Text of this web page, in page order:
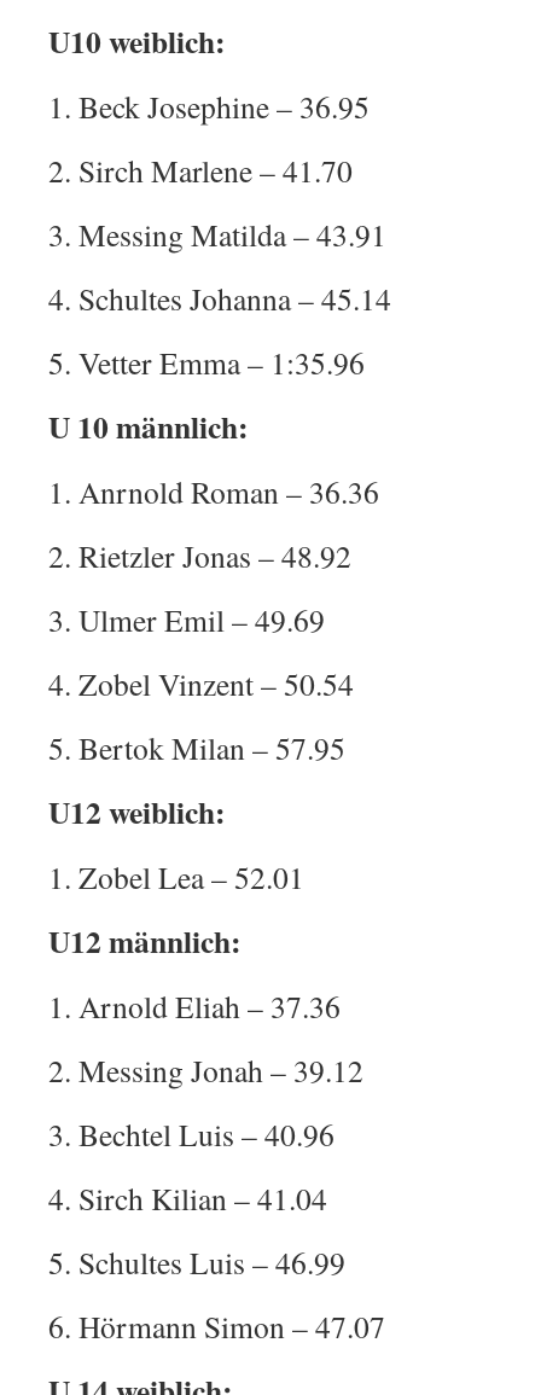
U10 weiblich:
1. Beck Josephine – 36.95
2. Sirch Marlene – 41.70
3. Messing Matilda – 43.91
4. Schultes Johanna – 45.14
5. Vetter Emma – 1:35.96
U 10 männlich:
1. Anrnold Roman – 36.36
2. Rietzler Jonas – 48.92
3. Ulmer Emil – 49.69
4. Zobel Vinzent – 50.54
5. Bertok Milan – 57.95
U12 weiblich:
1. Zobel Lea – 52.01
U12 männlich:
1. Arnold Eliah – 37.36
2. Messing Jonah – 39.12
3. Bechtel Luis – 40.96
4. Sirch Kilian – 41.04
5. Schultes Luis – 46.99
6. Hörmann Simon – 47.07